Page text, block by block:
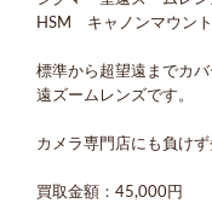
HSM キャノンマウント
標準から超望遠までカ
遠ズームレンズです。
カメラ専門店にも負け
買取金額：45,000円